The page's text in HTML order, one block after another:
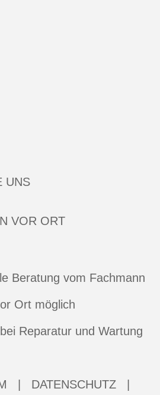
UNS
VOR ORT
Beratung vom Fachmann
Ort möglich
Reparatur und Wartung
DATENSCHUTZ